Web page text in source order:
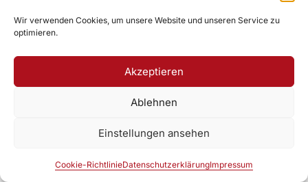
Wir verwenden Cookies, um unsere Website und unseren Service zu
optimieren.
Akzeptieren
Ablehnen
Einstellungen ansehen
Cookie-RichtlinieDatenschutzerklärungImpressum
Zur DAV Webseite